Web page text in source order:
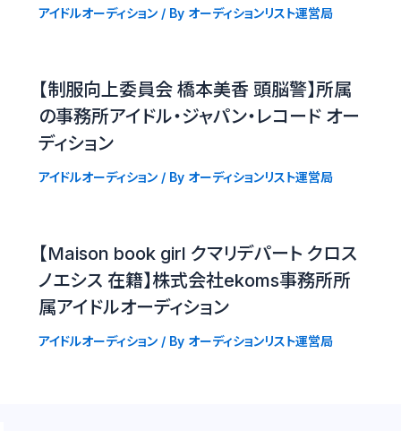
アイドルオーディション/ By オーディションリスト運営局
【制服向上委員会 橋本美香 頭脳警】所属
の事務所アイドル・ジャパン・レコード オー
ディション
アイドルオーディション/ By オーディションリスト運営局
【Maison book girl クマリデパート クロス
ノエシス 在籍】株式会社ekoms事務所所
属アイドルオーディション
アイドルオーディション/ By オーディションリスト運営局